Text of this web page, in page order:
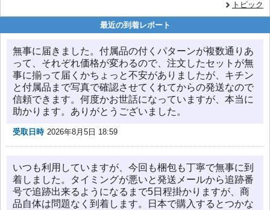
トピック
最近の到着レポート
無事に届きました。付属品の付くパターンが複数通りあ
って、それぞれ価格が変わるので、注文したセットが無
事に揃って届くかちょっと不安がありましたが、キチン
と付属品まで写真で確認させてくれてからの発送なので
信頼できます。何度かお世話になっていますが、本当に
助かります。ありがとうございました。
受取日時 2026年8月5日 18:59
いつも利用していますが、今回も梱包も丁寧で無事に到
着しました。タイミングが悪いと発送メールから追跡番
号で追跡出来るようになるまで5日程掛かりますが、商
品自体は問題なく到着します。日本で購入するとつかな